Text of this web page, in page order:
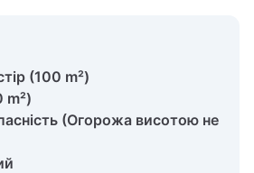
(100 m²)
m²)
(Огорожа висотою не